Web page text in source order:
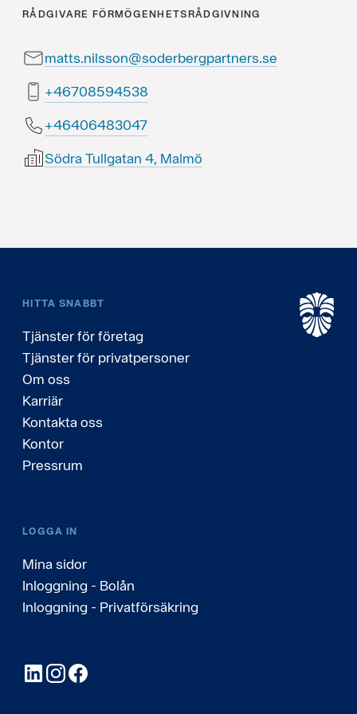
RÅDGIVARE FÖRMÖGENHETSRÅDGIVNING
matts.nilsson@soderbergpartners.se
83549580764+
74038460464+
Södra Tullgatan 4, Malmö
HITTA SNABBT
Tjänster för företag
Tjänster för privatpersoner
Om oss
Karriär
Kontakta oss
Kontor
Pressrum
LOGGA IN
Mina sidor
Inloggning - Bolån
Inloggning - Privatförsäkring
LinkedInInstagram